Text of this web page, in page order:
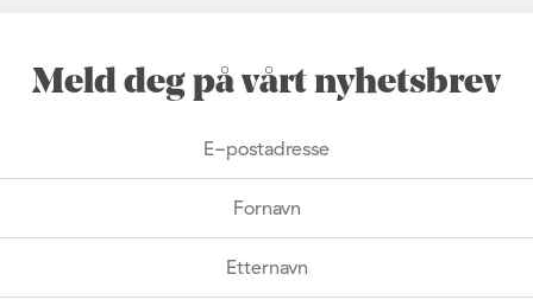
Meld deg på vårt nyhetsbrev